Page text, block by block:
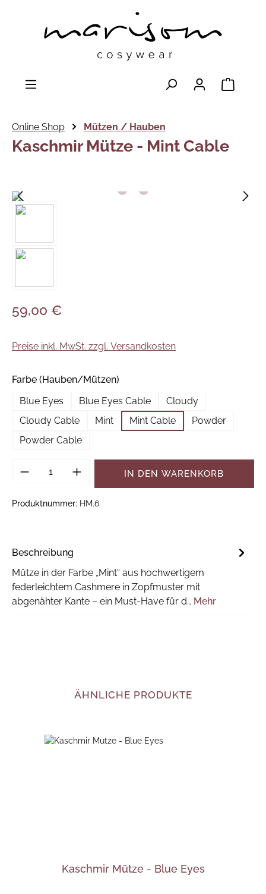
Online Shop Mützen / Hauben
Kaschmir Mütze - Mint Cable
Bildergalerie überspringen
59,00 €
Preise inkl. MwSt. zzgl. Versandkosten
Farbe (Hauben/Mützen)
Blue Eyes
Blue Eyes Cable
Cloudy
Cloudy Cable
Mint Mint Cable
Powder
Powder Cable
Produkt Anzahl: Gib den gewünschten
IN DEN WARENKORB
Produktnummer: HM.6
Beschreibung
Mütze in der Farbe „Mint“ aus hochwertigem
federleichtem Cashmere in Zopfmuster mit
abgenähter Kante – ein Must-Have für d… Mehr
Produktgalerie überspringen
ÄHNLICHE PRODUKTE
Kaschmir Mütze - Blue Eyes